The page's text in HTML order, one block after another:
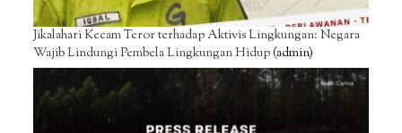
Jikalahari Kecam Teror terhadap Aktivis Lingkungan: Negara
Wajib Lindungi Pembela Lingkungan Hidup(admin)